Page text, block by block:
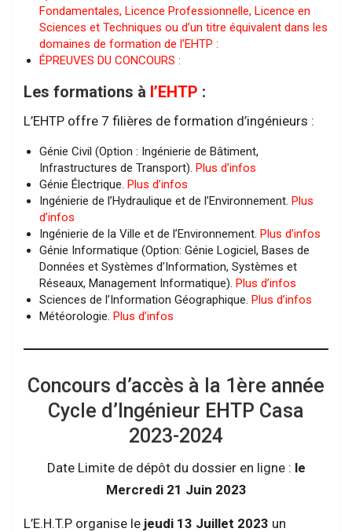
Fondamentales, Licence Professionnelle, Licence en
Sciences et Techniques ou d’un titre équivalent dans les
domaines de formation de l’EHTP :
ÉPREUVES DU CONCOURS :
Les formations à l’EHTP :
L’EHTP offre 7 filières de formation d’ingénieurs :
Génie Civil (Option : Ingénierie de Bâtiment,
Infrastructures de Transport). Plus d’infos
Génie Électrique. Plus d’infos
Ingénierie de l’Hydraulique et de l’Environnement. Plus
d’infos
Ingénierie de la Ville et de l’Environnement. Plus d’infos
Génie Informatique (Option: Génie Logiciel, Bases de
Données et Systèmes d’Information, Systèmes et
Réseaux, Management Informatique). Plus d’infos
Sciences de l’Information Géographique. Plus d’infos
Météorologie. Plus d’infos
Concours d’accès à la 1ère année
Cycle d’Ingénieur EHTP Casa
2023-2024
Date Limite de dépôt du dossier en ligne : le
Mercredi 21 Juin 2023
L’E.H.T.P organise le jeudi 13 Juillet 2023 un